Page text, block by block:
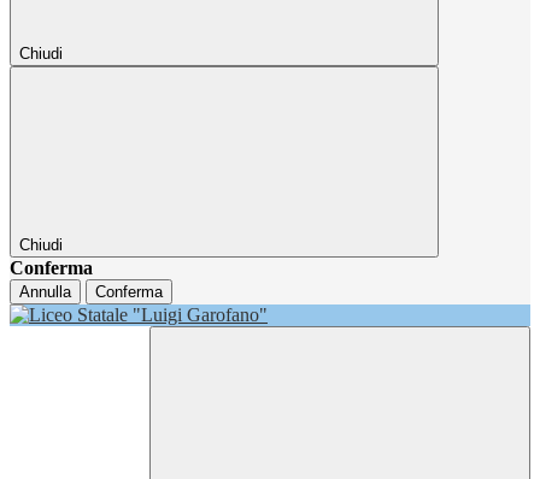
Chiudi
Chiudi
Conferma
Annulla Conferma